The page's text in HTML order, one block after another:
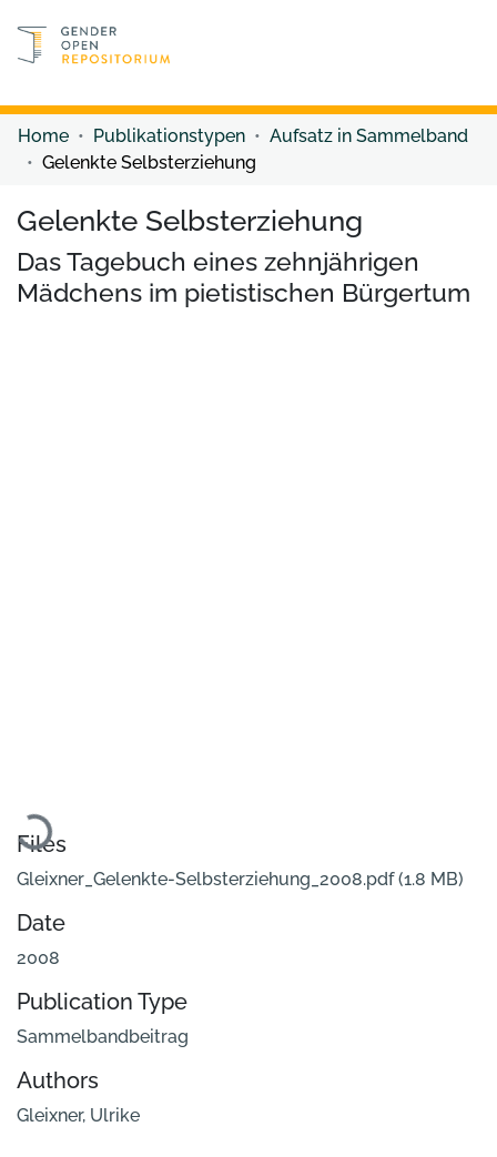
Discover content
Home Publikationstypen
Aufsatz in Sammelband
Gelenkte Selbsterziehung
Gelenkte Selbsterziehung
Das Tagebuch eines zehnjährigen
Mädchens im pietistischen Bürgertum
Loading...
Files
Gleixner_Gelenkte-Selbsterziehung_2008.pdf(1.8 MB)
Date
2008
Publication Type
Sammelbandbeitrag
Authors
Gleixner, Ulrike